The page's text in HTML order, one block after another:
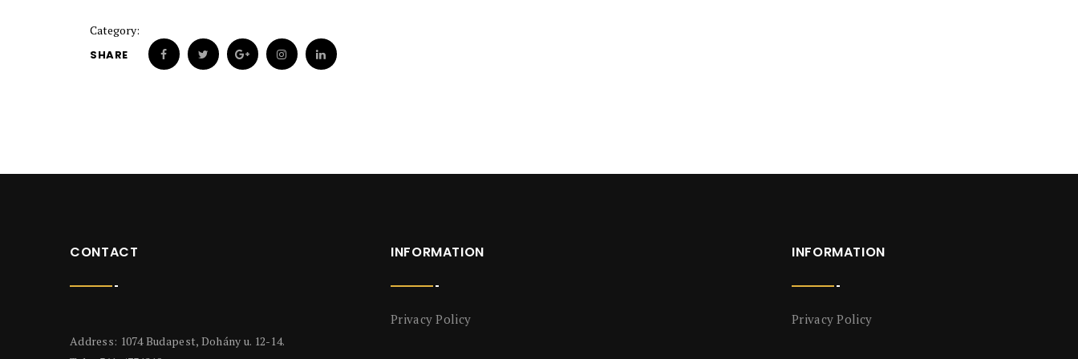
Category:
SHARE
CONTACT
Address: 1074 Budapest, Dohány u. 12-14.
INFORMATION
Privacy Policy
INFORMATION
Privacy Policy